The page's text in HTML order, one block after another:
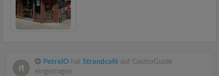
PetraIO hat Strandcafé auf GastroGuide
eingetragen